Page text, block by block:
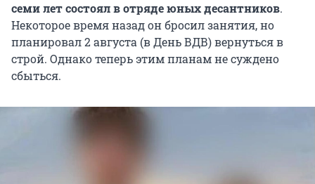
семи лет состоял в отряде юных десантников.
Некоторое время назад он бросил занятия, но
планировал 2 августа (в День ВДВ) вернуться в
строй. Однако теперь этим планам не суждено
сбыться.